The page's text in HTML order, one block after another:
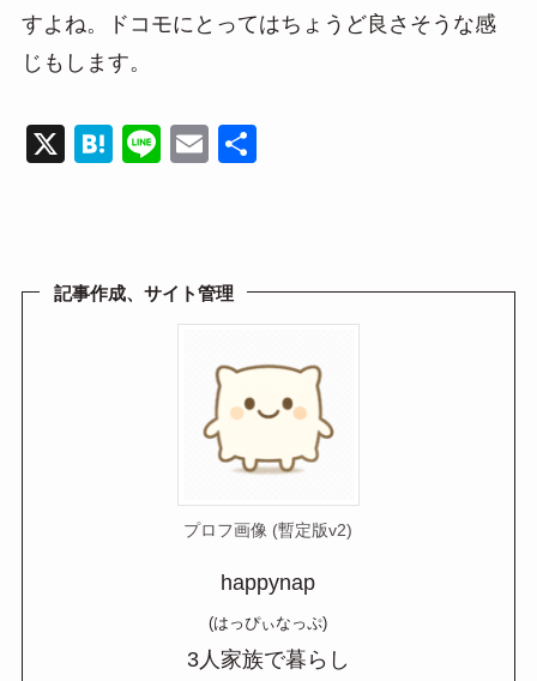
すよね。ドコモにとってはちょうど良さそうな感
じもします。
X
H
a
Li
E
記事作成、サイト管理
プロフ画像 (暫定版v2)
happynap
(はっぴぃなっぷ)
3人家族で暮らし